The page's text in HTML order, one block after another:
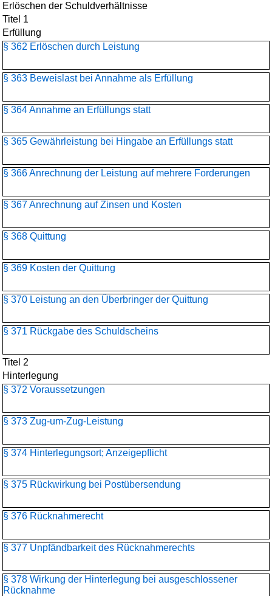
Erlöschen der Schuldverhältnisse
Titel 1
Erfüllung
§ 362 Erlöschen durch Leistung
§ 363 Beweislast bei Annahme als Erfüllung
§ 364 Annahme an Erfüllungs statt
§ 365 Gewährleistung bei Hingabe an Erfüllungs statt
§ 366 Anrechnung der Leistung auf mehrere Forderungen
§ 367 Anrechnung auf Zinsen und Kosten
§ 368 Quittung
§ 369 Kosten der Quittung
§ 370 Leistung an den Überbringer der Quittung
§ 371 Rückgabe des Schuldscheins
Titel 2
Hinterlegung
§ 372 Voraussetzungen
§ 373 Zug-um-Zug-Leistung
§ 374 Hinterlegungsort; Anzeigepflicht
§ 375 Rückwirkung bei Postübersendung
§ 376 Rücknahmerecht
§ 377 Unpfändbarkeit des Rücknahmerechts
§ 378 Wirkung der Hinterlegung bei ausgeschlossener
Rücknahme